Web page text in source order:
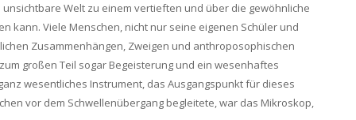
Welt zu einem vertieften und über die gewöhnliche
kann. Viele Menschen, nicht nur seine eigenen Schüler und
Zusammenhängen, Zweigen und anthroposophischen
großen Teil sogar Begeisterung und ein wesenhaftes
wesentliches Instrument, das Ausgangspunkt für dieses
vor dem Schwellenübergang begleitete, war das Mikroskop,